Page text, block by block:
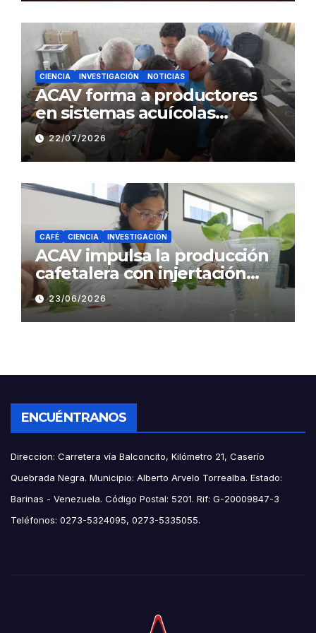
Café
CIENCIA INVESTIGACIÓN NOTICIAS
ACAV forma a productores
en sistemas acuícolas
sustentables en Barinas
22/07/2026
CAFÉ CIENCIA INVESTIGACIÓN
ACAV impulsa la producción
cafetalera con injertación
hipocotiledonaria
23/06/2026
ENCUÉNTRANOS
Direccion: Carretera vía Balconcito, Kilómetro 21, Caserío
Quebrada Negra. Municipio: Alberto Arvelo Torrealba. Estado:
Barinas - Venezuela. Código Postal: 5201. Rif: G-20009847-3
Teléfonos: 0273-5324095, 0273-5335055.